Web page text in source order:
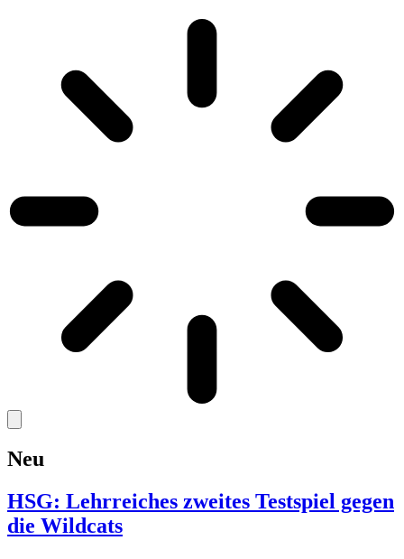
Neu
HSG: Lehrreiches zweites Testspiel gegen
die Wildcats